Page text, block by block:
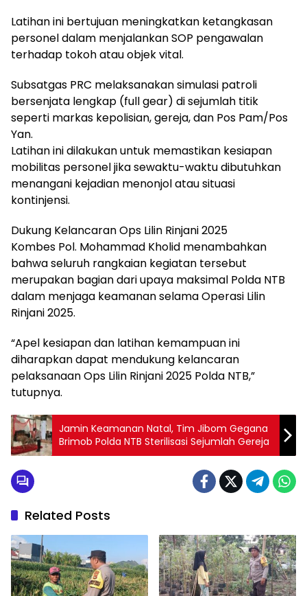
Latihan ini bertujuan meningkatkan ketangkasan
personel dalam menjalankan SOP pengawalan
terhadap tokoh atau objek vital.
Subsatgas PRC melaksanakan simulasi patroli
bersenjata lengkap (full gear) di sejumlah titik
seperti markas kepolisian, gereja, dan Pos Pam/Pos
Yan.
Latihan ini dilakukan untuk memastikan kesiapan
mobilitas personel jika sewaktu-waktu dibutuhkan
menangani kejadian menonjol atau situasi
kontinjensi.
Dukung Kelancaran Ops Lilin Rinjani 2025
Kombes Pol. Mohammad Kholid menambahkan
bahwa seluruh rangkaian kegiatan tersebut
merupakan bagian dari upaya maksimal Polda NTB
dalam menjaga keamanan selama Operasi Lilin
Rinjani 2025.
“Apel kesiapan dan latihan kemampuan ini
diharapkan dapat mendukung kelancaran
pelaksanaan Ops Lilin Rinjani 2025 Polda NTB,”
tutupnya.
Jamin Keamanan Natal, Tim Jibom Gegana
Brimob Polda NTB Sterilisasi Sejumlah Gereja
Related Posts